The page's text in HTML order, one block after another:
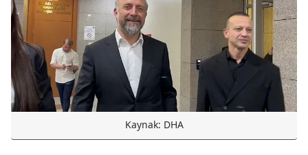
Kaynak: DHA